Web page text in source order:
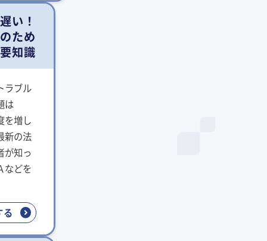
い！
ため
知識
ラブル
は
を増し
新の法
が知っ
などを
る